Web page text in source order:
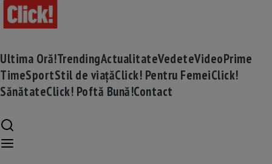
Ultima Oră!TrendingActualitateVedeteVideoPrime
TimeSportStil de viațăClick! Pentru FemeiClick!
SănătateClick! Poftă Bună!Contact